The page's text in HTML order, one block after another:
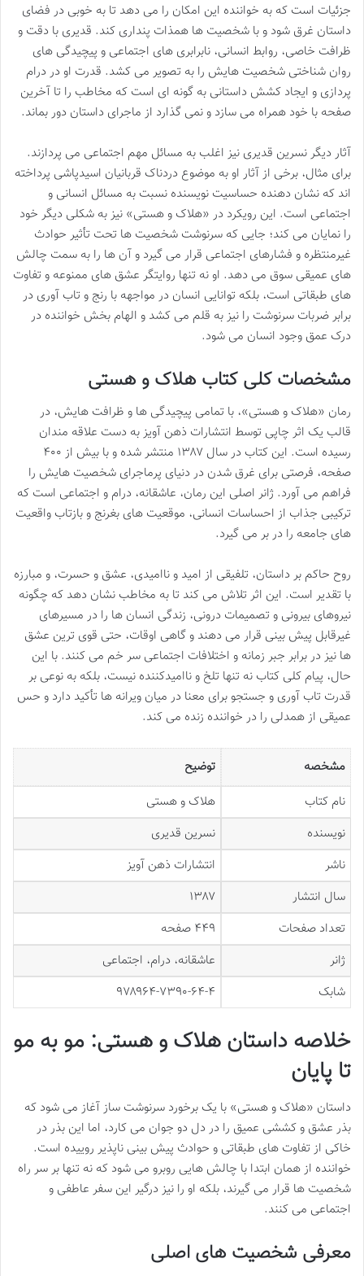
جزئیات است که به خواننده این امکان را می دهد تا به خوبی در فضای
داستان غرق شود و با شخصیت ها همذات پنداری کند. قدیری با دقت و
ظرافت خاصی، روابط انسانی، نابرابری های اجتماعی و پیچیدگی های
روان شناختی شخصیت هایش را به تصویر می کشد. قدرت او در درام
پردازی و ایجاد کشش داستانی به گونه ای است که مخاطب را تا آخرین
صفحه با خود همراه می سازد و نمی گذارد از ماجرای داستان دور بماند.
آثار دیگر نسرین قدیری نیز اغلب به مسائل مهم اجتماعی می پردازند.
برای مثال، برخی از آثار او به موضوع دردناک قربانیان اسیدپاشی پرداخته
اند که نشان دهنده حساسیت نویسنده نسبت به مسائل انسانی و
اجتماعی است. این رویکرد در «هلاک و هستی» نیز به شکلی دیگر خود
را نمایان می کند؛ جایی که سرنوشت شخصیت ها تحت تأثیر حوادث
غیرمنتظره و فشارهای اجتماعی قرار می گیرد و آن ها را به سمت چالش
های عمیقی سوق می دهد. او نه تنها روایتگر عشق های ممنوعه و تفاوت
های طبقاتی است، بلکه توانایی انسان در مواجهه با رنج و تاب آوری در
برابر ضربات سرنوشت را نیز به قلم می کشد و الهام بخش خواننده در
درک عمق وجود انسان می شود.
مشخصات کلی کتاب هلاک و هستی
رمان «هلاک و هستی»، با تمامی پیچیدگی ها و ظرافت هایش، در
قالب یک اثر چاپی توسط انتشارات ذهن آویز به دست علاقه مندان
رسیده است. این کتاب در سال ۱۳۸۷ منتشر شده و با بیش از ۴۰۰
صفحه، فرصتی برای غرق شدن در دنیای پرماجرای شخصیت هایش را
فراهم می آورد. ژانر اصلی این رمان، عاشقانه، درام و اجتماعی است که
ترکیبی جذاب از احساسات انسانی، موقعیت های بغرنج و بازتاب واقعیت
های جامعه را در بر می گیرد.
روح حاکم بر داستان، تلفیقی از امید و ناامیدی، عشق و حسرت، و مبارزه
با تقدیر است. این اثر تلاش می کند تا به مخاطب نشان دهد که چگونه
نیروهای بیرونی و تصمیمات درونی، زندگی انسان ها را در مسیرهای
غیرقابل پیش بینی قرار می دهند و گاهی اوقات، حتی قوی ترین عشق
ها نیز در برابر جبر زمانه و اختلافات اجتماعی سر خم می کنند. با این
حال، پیام کلی کتاب نه تنها تلخ و ناامیدکننده نیست، بلکه به نوعی بر
قدرت تاب آوری و جستجو برای معنا در میان ویرانه ها تأکید دارد و حس
عمیقی از همدلی را در خواننده زنده می کند.
مشخصه
توضیح
نام کتاب
هلاک و هستی
نویسنده
نسرین قدیری
ناشر
انتشارات ذهن آویز
سال انتشار
۱۳۸۷
تعداد صفحات
۴۴۹ صفحه
ژانر
عاشقانه، درام، اجتماعی
شابک
۹۷۸۹۶۴-۷۳۹۰-۶۴-۴
خلاصه داستان هلاک و هستی: مو به مو
تا پایان
داستان «هلاک و هستی» با یک برخورد سرنوشت ساز آغاز می شود که
بذر عشق و کششی عمیق را در دل دو جوان می کارد، اما این بذر در
خاکی از تفاوت های طبقاتی و حوادث پیش بینی ناپذیر روییده است.
خواننده از همان ابتدا با چالش هایی روبرو می شود که نه تنها بر سر راه
شخصیت ها قرار می گیرند، بلکه او را نیز درگیر این سفر عاطفی و
اجتماعی می کنند.
معرفی شخصیت های اصلی